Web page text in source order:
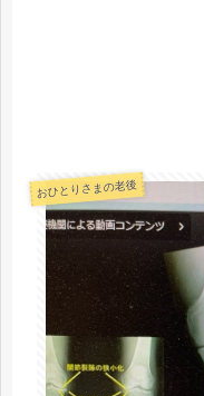
おひとりさまの老後